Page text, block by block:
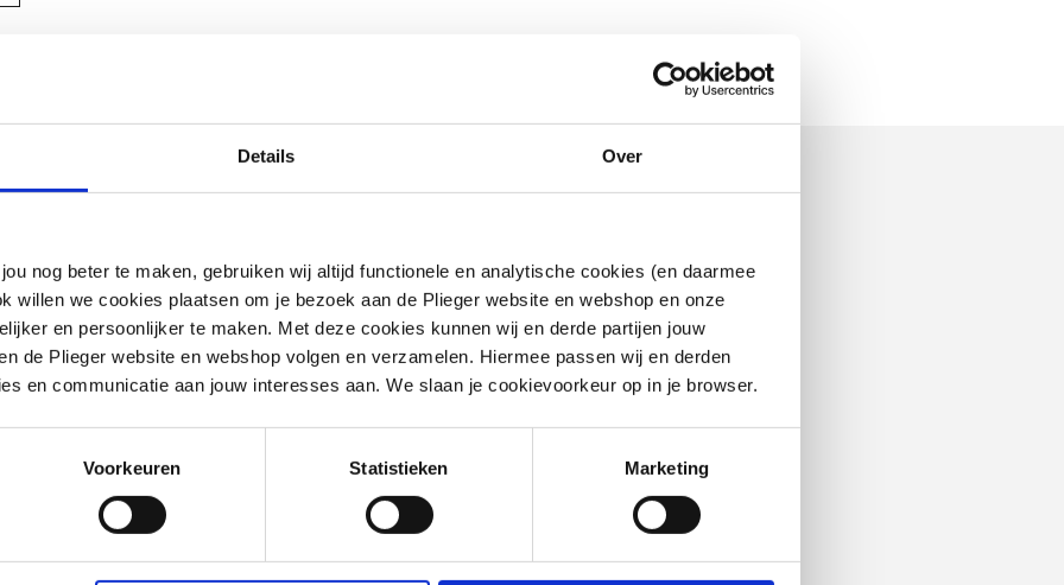
Details Over
nog beter te maken, gebruiken wij altijd functionele en analytische cookies (en daarmee
willen we cookies plaatsen om je bezoek aan de Plieger website en webshop en onze
en persoonlijker te maken. Met deze cookies kunnen wij en derde partijen jouw
de Plieger website en webshop volgen en verzamelen. Hiermee passen wij en derden
en communicatie aan jouw interesses aan. We slaan je cookievoorkeur op in je browser.
Voorkeuren Statistieken Marketing
<= 20 dB(A)